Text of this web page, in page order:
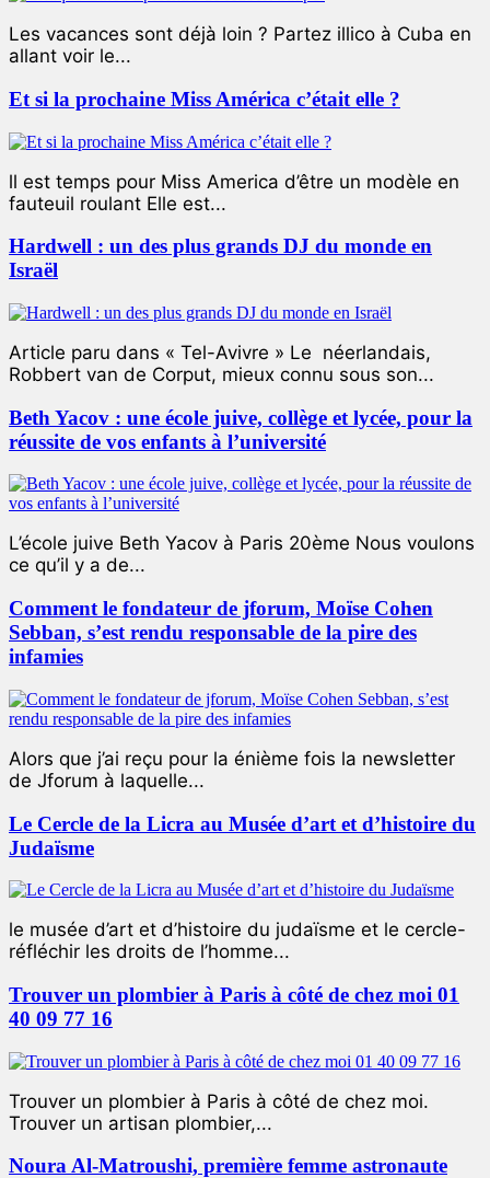
Les vacances sont déjà loin ? Partez illico à Cuba en
allant voir le...
Et si la prochaine Miss América c’était elle ?
ll est temps pour Miss America d’être un modèle en
fauteuil roulant Elle est...
Hardwell : un des plus grands DJ du monde en
Israël
Article paru dans « Tel-Avivre » Le néerlandais,
Robbert van de Corput, mieux connu sous son...
Beth Yacov : une école juive, collège et lycée, pour la
réussite de vos enfants à l’université
L’école juive Beth Yacov à Paris 20ème Nous voulons
ce qu’il y a de...
Comment le fondateur de jforum, Moïse Cohen
Sebban, s’est rendu responsable de la pire des
infamies
Alors que j’ai reçu pour la énième fois la newsletter
de Jforum à laquelle...
Le Cercle de la Licra au Musée d’art et d’histoire du
Judaïsme
le musée d’art et d’histoire du judaïsme et le cercle-
réfléchir les droits de l’homme...
Trouver un plombier à Paris à côté de chez moi 01
40 09 77 16
Trouver un plombier à Paris à côté de chez moi.
Trouver un artisan plombier,...
Noura Al-Matroushi, première femme astronaute